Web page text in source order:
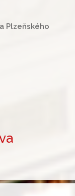
Plzeňského